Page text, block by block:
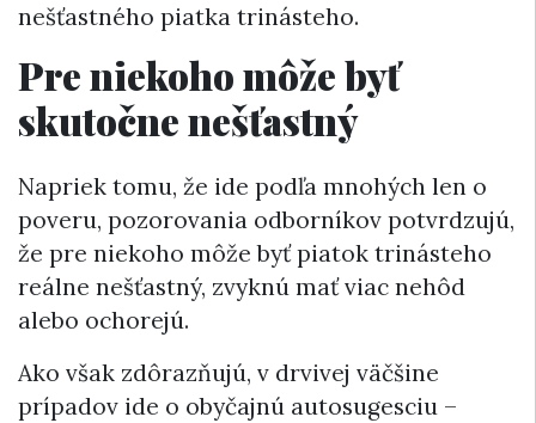
nešťastného piatka trinásteho.
Pre niekoho môže byť
skutočne nešťastný
Napriek tomu, že ide podľa mnohých len o
poveru, pozorovania odborníkov potvrdzujú,
že pre niekoho môže byť piatok trinásteho
reálne nešťastný, zvyknú mať viac nehôd
alebo ochorejú.
Ako však zdôrazňujú, v drvivej väčšine
prípadov ide o obyčajnú autosugesciu –